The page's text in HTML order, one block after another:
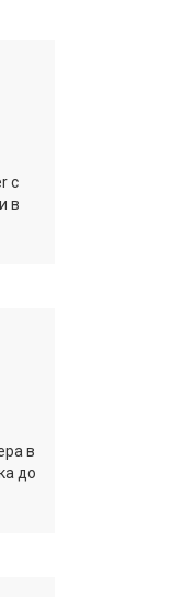
с
в
в
до